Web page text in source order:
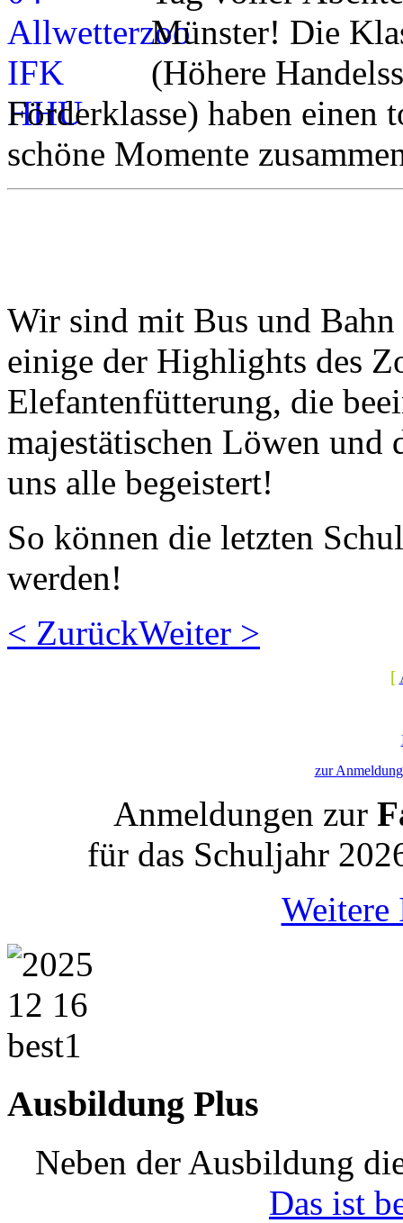
Münster! Die
(Höhere
Förderklasse) haben
schöne Momente
Wir sind mit Bus und Bahn
einige der Highlights des
Elefantenfütterung, die
majestätischen Löwen und
uns alle begeistert!
So können die letzten
werden!
< ZurückWeiter >
[
zur
Anmeldungen zur
für das Schuljahr
Weitere
Ausbildung Plus
Neben der Ausbildung
Das ist